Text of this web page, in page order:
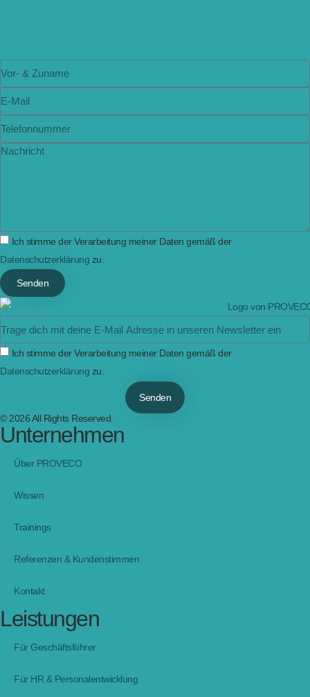
Ich stimme der Verarbeitung meiner Daten gemäß der
Datenschutzerklärung zu.
Senden
Ich stimme der Verarbeitung meiner Daten gemäß der
Datenschutzerklärung zu.
Senden
© 2026 All Rights Reserved.
Unternehmen
Über PROVECO
Wissen
Trainings
Referenzen & Kundenstimmen
Kontakt
Leistungen
Für Geschäftsführer
Für HR & Personalentwicklung